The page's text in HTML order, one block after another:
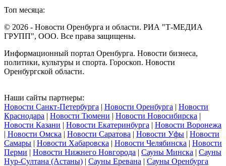
Топ месяца:
© 2026 - Новости Оренбурга и области. РИА "Т-МЕДИА
ГРУПП", ООО. Все права защищены.
Информационный портал Оренбурга. Новости бизнеса,
политики, культуры и спорта. Гороскоп. Новости
Оренбургской области.
Наши сайты партнеры:
Новости Санкт-Петербурга | Новости Оренбурга | Новости
Краснодара | Новости Тюмени | Новости Новосибирска |
Новости Казани | Новости Екатеринбурга | Новости Воронежа
| Новости Омска | Новости Саратова | Новости Уфы | Новости
Самары | Новости Хабаровска | Новости Челябинска | Новости
Перми | Новости Нижнего Новгорода | Сауны Минска | Сауны
Нур-Султана (Астаны) | Сауны Еревана | Сауны Оренбурга